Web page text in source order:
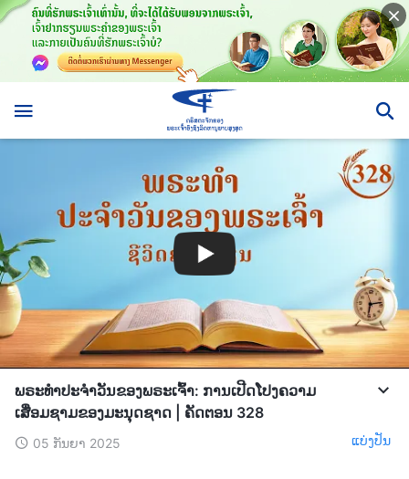
ພຣະທຳປະຈຳວັນຂອງພຣະເຈົ້າ: ການເປີດໂປງຄວາມ
ເສື່ອມຊາມຂອງມະນຸດຊາດ | ຄັດຕອນ 328
05 ກັນຍາ 2025 ແບ່ງປັນ